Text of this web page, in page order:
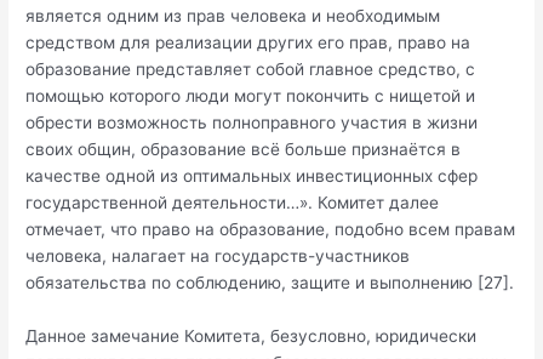
является одним из прав человека и необходимым
средством для реализации других его прав, право на
образование представляет собой главное средство, с
помощью которого люди могут покончить с нищетой и
обрести возможность полноправного участия в жизни
своих общин, образование всё больше признаётся в
качестве одной из оптимальных инвестиционных сфер
государственной деятельности…». Комитет далее
отмечает, что право на образование, подобно всем правам
человека, налагает на государств-участников
обязательства по соблюдению, защите и выполнению [27].
Данное замечание Комитета, безусловно, юридически